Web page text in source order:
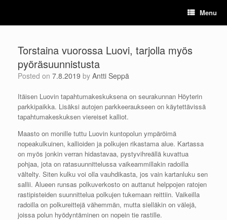
content
Menu
Torstaina vuorossa Luovi, tarjolla myös
pyöräsuunnistusta
Posted on 7.8.2019 by Antti Seppä
Itäisen Luovin tapahtumakeskuksena on seurakunnan Höyterin
parkkipaikka. Lisäksi autojen parkkeeraukseen on käytettävissä
tapahtumakeskuksen viereiset kalliot.
Maasto on monille tuttu Luovin kuntopolun ympäröimä
nopeakulkuinen, kallioiden ja polkujen rikastama alue. Kartassa
on myös jonkin verran hidastavaa, pystyvihreällä kuvattua
pohjaa, jota on ratasuunnittelussa vaikeammillakin radoilla
vältelty. Siten kulku voi olla vauhdikasta, jos vain kartanluku sen
sallii. Alueen runsas polkuverkosto on auttanut helppojen ratojen
rastipisteiden suunnittelua polkujen tukemaan reittiin. Vaikeilla
radoilla on polkureittejä vähemmän, mutta sielläkin on välejä,
joissa polun hyödyntäminen on nopein tie rastille.